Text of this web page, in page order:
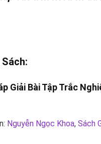
Giải Bài Tập Trắc
Nguyễn Ngọc Khoa, Sách